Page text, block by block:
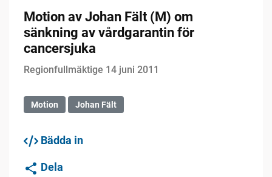
Motion av Johan Fält (M) om
sänkning av vårdgarantin för
cancersjuka
Regionfullmäktige 14 juni 2011
Motion Johan Fält
Bädda in
Dela